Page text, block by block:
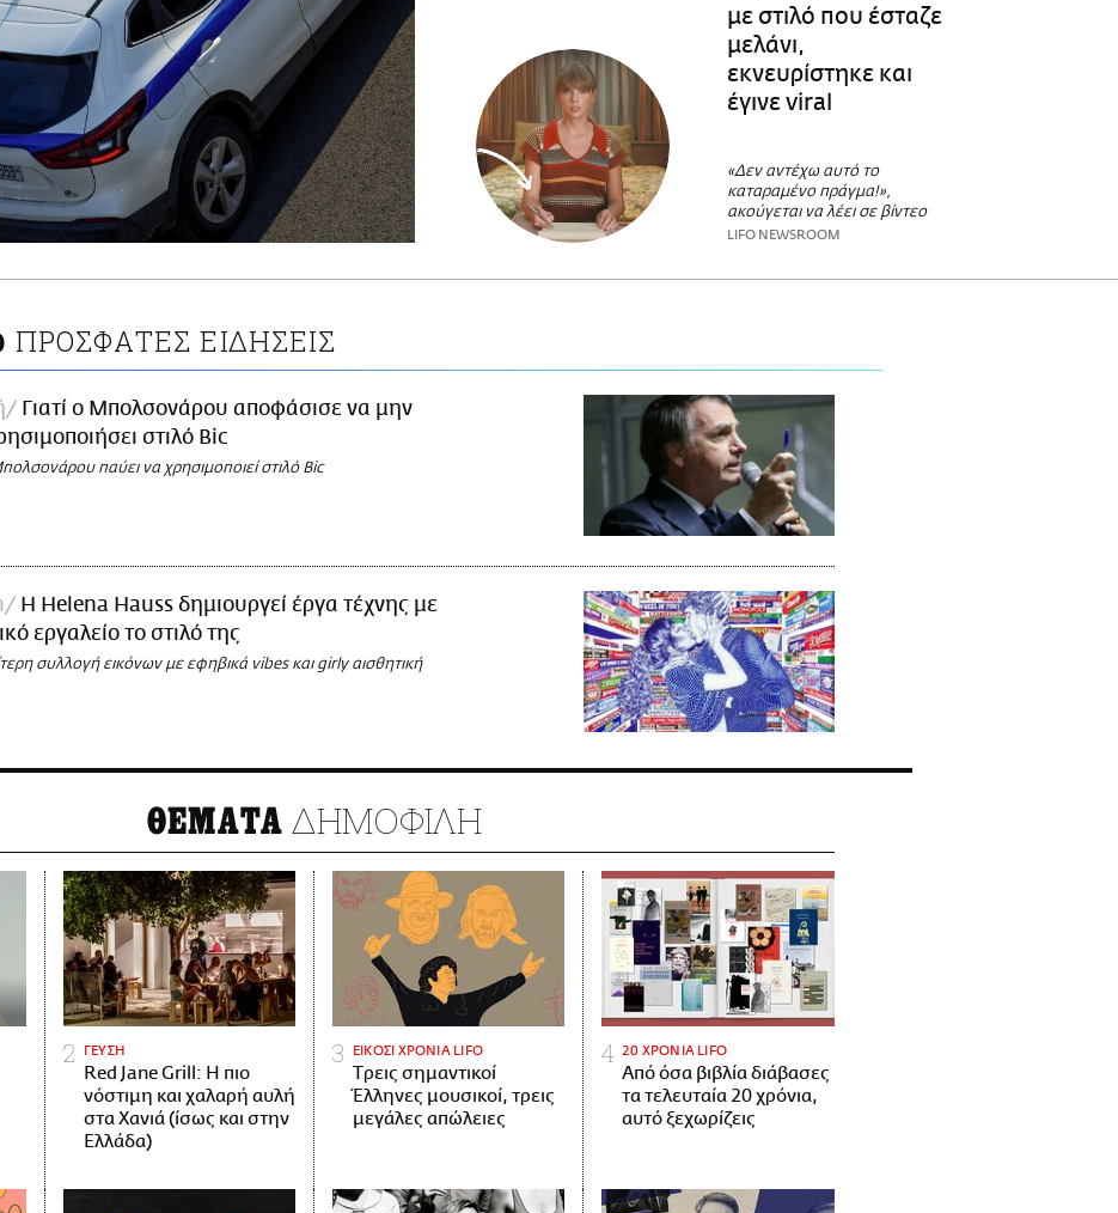
με στιλό που έσταζε
μελάνι,
εκνευρίστηκε και
έγινε viral
«Δεν αντέχω αυτό το
καταραμένο πράγμα!»,
ακούγεται να λέει σε βίντεο
LIFO NEWSROOM
ΠΡΟΣΦΑΤΕΣ ΕΙΔΗΣΕΙΣ
Γιατί ο Μπολσονάρου αποφάσισε να μην
στιλό Bic
παύει να χρησιμοποιεί στιλό Bic
Η Helena Hauss δημιουργεί έργα τέχνης με
εργαλείο το στιλό της
συλλογή εικόνων με εφηβικά vibes και girly αισθητική
ΘΕΜΑΤΑ ΔΗΜΟΦΙΛΗ
ΓΕΥΣΗ
Red Jane Grill: Η πιο
νόστιμη και χαλαρή αυλή
στα Χανιά (ίσως και στην
Ελλάδα)
ΕΙΚΟΣΙ ΧΡΟΝΙΑ LIFO
Tρεις σημαντικοί
Έλληνες μουσικοί, τρεις
μεγάλες απώλειες
20 ΧΡΟΝΙΑ LIFO
Από όσα βιβλία διάβασες
τα τελευταία 20 χρόνια,
αυτό ξεχωρίζεις